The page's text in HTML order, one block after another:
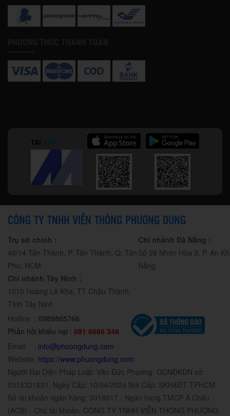
TẢI APP
CÔNG TY TNHH VIỄN THÔNG PHƯƠNG DUNG
Trụ sở chính :
40/14 Tân Thành, P. Tân Thành, Q. Tân
Phú, HCM
Chi nhánh Đà Nẵng :
Số 29 Nhơn Hòa 3, P. An
Nẵng
Chi nhánh Tây Ninh :
1010 Hoàng Lê Kha, TT Châu Thành,
Tỉnh Tây Ninh
Hotline : 0989865766
Phản hồi khiếu nại : 091 6666 348
Email : info@phuongdung.com
Website: https://www.phuongdung.com
Người Đại Diện Pháp Luật: Văn Đức Phương. GCNĐKDN số:
0315321631. Ngày Cấp: 10/04/2024 Nơi Cấp: SKH&ĐT TPHCM.
Số tài khoản ngân hàng: 3018817 - Ngân hàng TMCP Á Châu
(ACB) - Chủ tài khoản: CÔNG TY TNHH VIỄN THÔNG PHƯƠNG